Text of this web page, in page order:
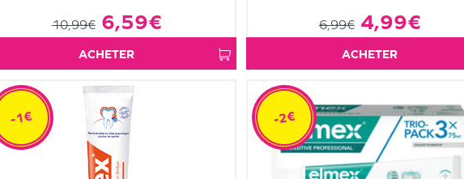
10,99€ 6,59€
ACHETER
6,99€ 4,99€
ACHETER
-1€ -2€